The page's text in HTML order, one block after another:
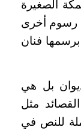
الصغيرة
رسوم أخرى
فنان
بل هي
مثل
للنص في